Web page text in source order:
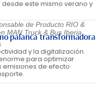
este mismo verano y
de Producto RIO &
MAN Truck & Bus Iberia
palanca transformadora
y la digitalización
para optimizar
emisiones de efecto